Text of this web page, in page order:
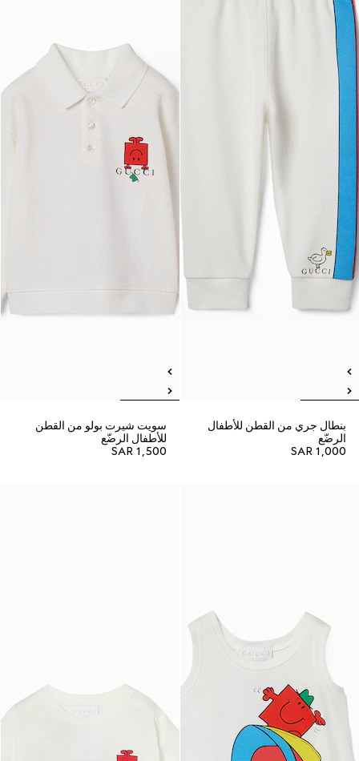
بنطال جري من القطن للأطفال
الرضّع
SAR 1,000
سويت شيرت بولو من القطن
للأطفال الرضّع
SAR 1,500